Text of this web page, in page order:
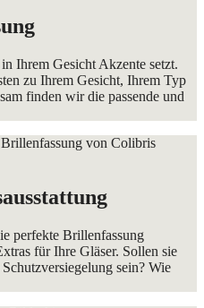
Ihrem Gesicht Akzente setzt.
zu Ihrem Gesicht, Ihrem Typ
finden wir die passende und
perfekte Brillenfassung
für Ihre Gläser. Sollen sie
sein? Wie